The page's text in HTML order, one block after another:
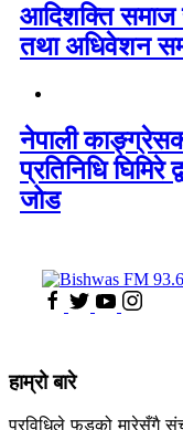
आदिशक्ति समाज
तथा अधिवेशन
नेपाली
प्रतिनिधि
जोड
हाम्रो बारे
प्रविधिले फड्को मारेसँगै